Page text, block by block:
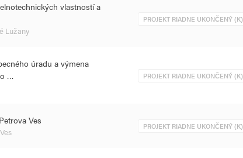
vlastností a
Lužany
PROJEKT RIADNE UKONČENÝ (K)
úradu a výmena
…
PROJEKT RIADNE UKONČENÝ (K)
Ves
PROJEKT RIADNE UKONČENÝ (K)